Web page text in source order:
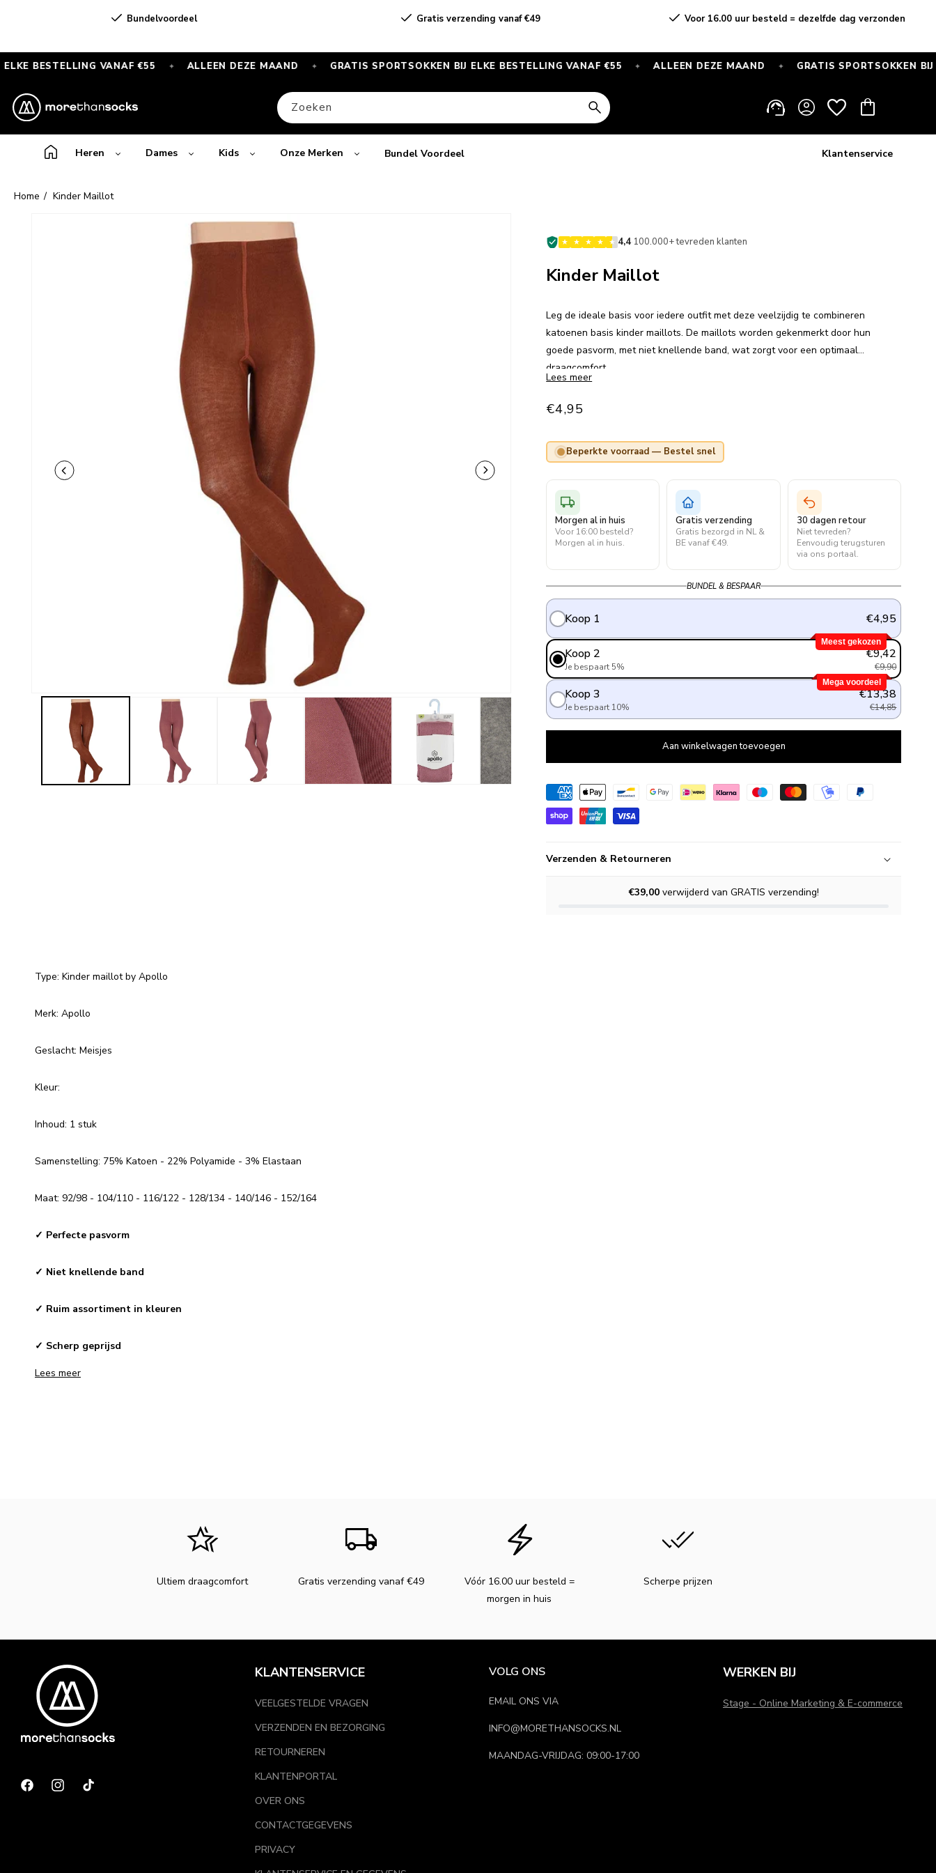
Bundelvoordeel Gratis verzending vanaf €49 Voor 16.00 uur besteld = dezelfde dag verzonden
VANAF €55 ✦ ALLEEN DEZE MAAND ✦ GRATIS SPORTSOKKEN BIJ ELKE BESTELLING VANAF €55 ✦ ALLEEN DEZE MAAND ✦ GRATIS SPORTSOKKEN BIJ ELKE
SPORTSOKKEN
elke
Zoeken Inloggen Winkelwagen
Heren Dames Kids Onze Merken Bundel Voordeel Klantenservice
Home Kinder Maillot
4,4·100.000+ tevreden klanten
Kinder Maillot
Leg de ideale basis voor iedere outfit met deze veelzijdig te combineren
katoenen basis kinder maillots. De maillots worden gekenmerkt door hun
goede pasvorm, met niet knellende band, wat zorgt voor een optimaal
draagcomfort.
Lees meer
Normale
€4,95
Beperkte voorraad — Bestel snel
Morgen al in huis
Voor 16:00 besteld?
Morgen al in huis.
Gratis verzending
Gratis bezorgd in NL &
BE vanaf €49.
30 dagen retour
Niet tevreden?
Eenvoudig terugsturen
via ons portaal.
BUNDEL & BESPAAR
Koop 1 €4,95
Meest gekozen
Koop 2
Je bespaart 5%
€9,42
€9,90
Mega voordeel
Koop 3
Je bespaart 10%
€13,38
€14,85
Aan winkelwagen toevoegen
Verzenden & Retourneren
€39,00verwijderd van GRATIS verzending!
Type: Kinder maillot by Apollo
Merk: Apollo
Geslacht: Meisjes
Kleur:
Inhoud: 1 stuk
Samenstelling: 75% Katoen - 22% Polyamide - 3% Elastaan
Maat: 92/98 - 104/110 - 116/122 - 128/134 - 140/146 - 152/164
✓ Perfecte pasvorm
✓ Niet knellende band
✓ Ruim assortiment in kleuren
✓ Scherp geprijsd
Lees meer
Ultiem draagcomfort Gratis verzending vanaf €49
Vóór 16.00 uur besteld =
morgen in huis
Scherpe prijzen
FacebookInstagramTikTok
KLANTENSERVICE
VEELGESTELDE VRAGEN
VERZENDEN EN BEZORGING
RETOURNEREN
KLANTENPORTAL
OVER ONS
CONTACTGEGEVENS
PRIVACY
VOLG ONS
EMAIL ONS VIA
INFO@MORETHANSOCKS.NL
MAANDAG-VRIJDAG: 09:00-17:00
WERKEN BIJ
Stage - Online Marketing & E-commerce